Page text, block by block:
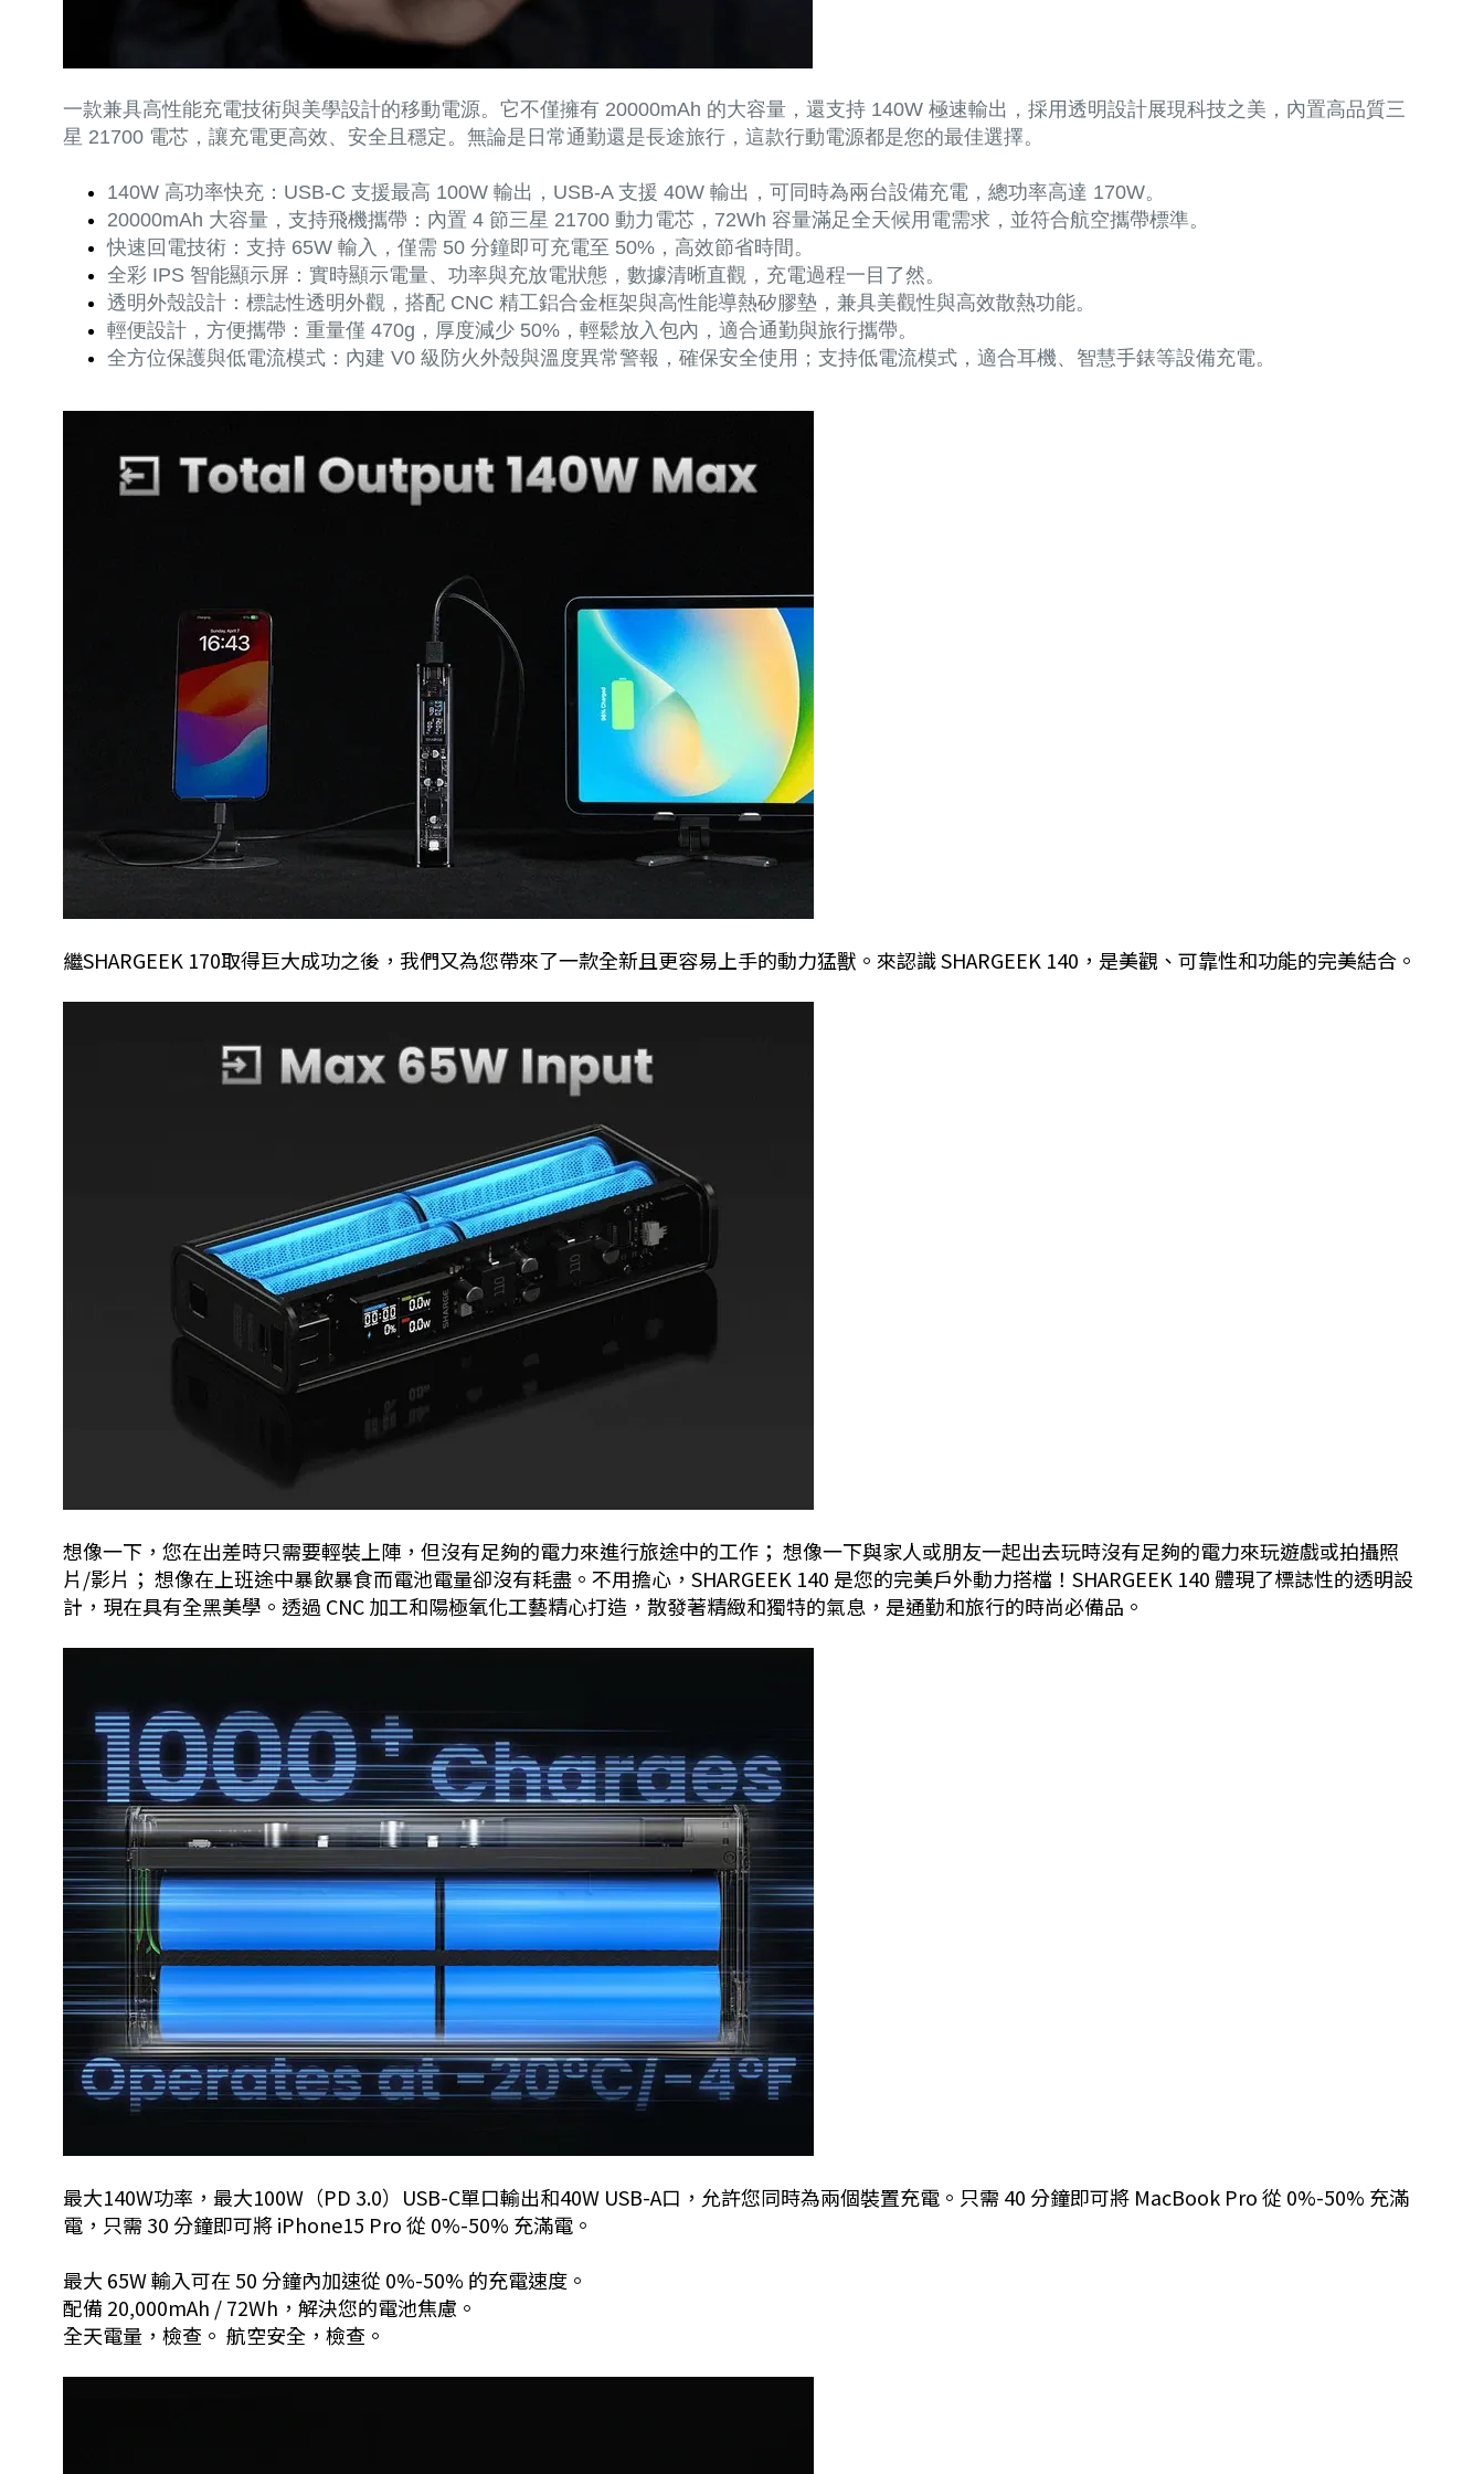
一款兼具高性能充電技術與美學設計的移動電源。它不僅擁有 20000mAh 的大容量，還支持 140W 極速輸出，採用透明設計展現科技之美，內置高品質三
星 21700 電芯，讓充電更高效、安全且穩定。無論是日常通勤還是長途旅行，這款行動電源都是您的最佳選擇。
140W 高功率快充：USB-C 支援最高 100W 輸出，USB-A 支援 40W 輸出，可同時為兩台設備充電，總功率高達 170W。
20000mAh 大容量，支持飛機攜帶：內置 4 節三星 21700 動力電芯，72Wh 容量滿足全天候用電需求，並符合航空攜帶標準。
快速回電技術：支持 65W 輸入，僅需 50 分鐘即可充電至 50%，高效節省時間。
全彩 IPS 智能顯示屏：實時顯示電量、功率與充放電狀態，數據清晰直觀，充電過程一目了然。
透明外殼設計：標誌性透明外觀，搭配 CNC 精工鋁合金框架與高性能導熱矽膠墊，兼具美觀性與高效散熱功能。
輕便設計，方便攜帶：重量僅 470g，厚度減少 50%，輕鬆放入包內，適合通勤與旅行攜帶。
全方位保護與低電流模式：內建 V0 級防火外殼與溫度異常警報，確保安全使用；支持低電流模式，適合耳機、智慧手錶等設備充電。
繼SHARGEEK 170取得巨大成功之後，我們又為您帶來了一款全新且更容易上手的動力猛獸。來認識 SHARGEEK 140，是美觀、可靠性和功能的完美結合。
想像一下，您在出差時只需要輕裝上陣，但沒有足夠的電力來進行旅途中的工作； 想像一下與家人或朋友一起出去玩時沒有足夠的電力來玩遊戲或拍攝照
片/影片； 想像在上班途中暴飲暴食而電池電量卻沒有耗盡。不用擔心，SHARGEEK 140 是您的完美戶外動力搭檔！SHARGEEK 140 體現了標誌性的透明設
計，現在具有全黑美學。透過 CNC 加工和陽極氧化工藝精心打造，散發著精緻和獨特的氣息，是通勤和旅行的時尚必備品。
最大140W功率，最大100W（PD 3.0）USB-C單口輸出和40W USB-A口，允許您同時為兩個裝置充電。只需 40 分鐘即可將 MacBook Pro 從 0%-50% 充滿
電，只需 30 分鐘即可將 iPhone15 Pro 從 0%-50% 充滿電。
最大 65W輸入可在 50 分鐘內加速從 0%-50% 的充電速度。
配備 20,000mAh / 72Wh ，解決您的電池焦慮。
全天電量，檢查。 航空安全，檢查。